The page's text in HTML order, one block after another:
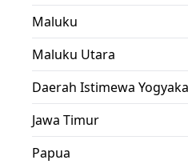
Maluku
Maluku Utara
Daerah Istimewa
Jawa Timur
Papua